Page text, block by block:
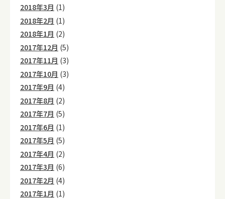
2018年3月 (1)
2018年2月 (1)
2018年1月 (2)
2017年12月 (5)
2017年11月 (3)
2017年10月 (3)
2017年9月 (4)
2017年8月 (2)
2017年7月 (5)
2017年6月 (1)
2017年5月 (5)
2017年4月 (2)
2017年3月 (6)
2017年2月 (4)
2017年1月 (1)